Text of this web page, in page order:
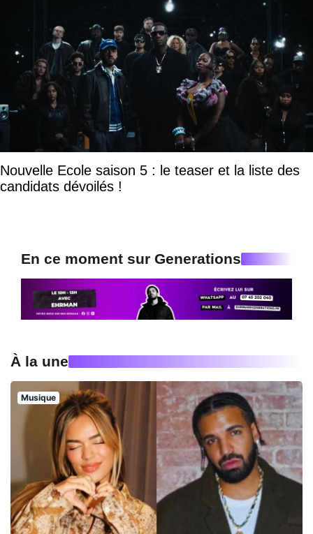
Nouvelle Ecole saison 5 : le teaser et la liste des
candidats dévoilés !
En ce moment sur Generations
À la une
Musique